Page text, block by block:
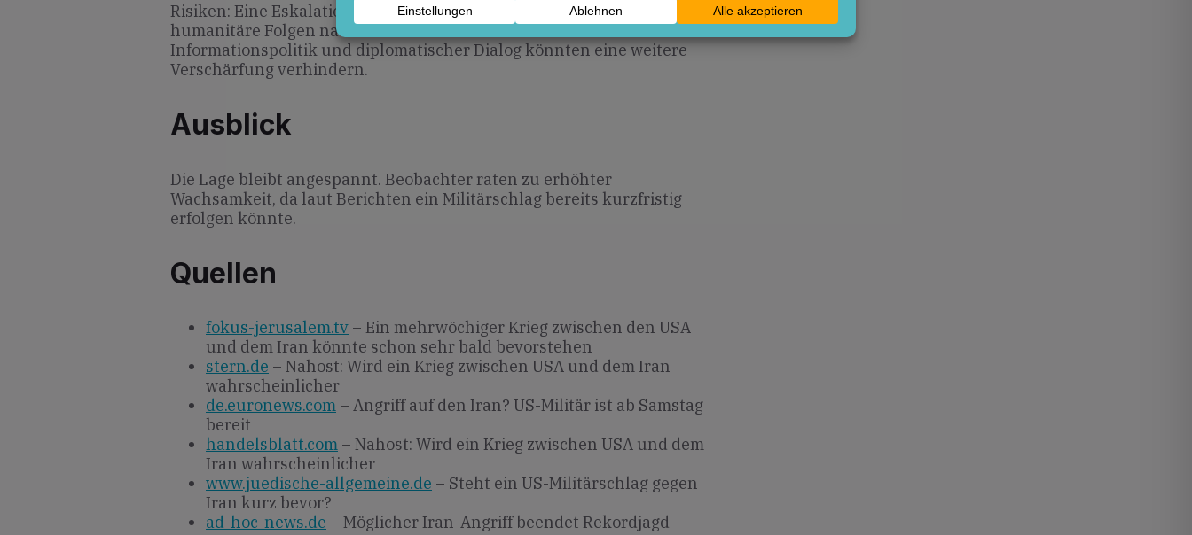
Risiken: Eine Eskalation könnte die regionale Stabilität gefährden und
humanitäre Folgen nach sich ziehen. Chancen: Eine klare
Informationspolitik und diplomatischer Dialog könnten eine weitere
Verschärfung verhindern.
Ausblick
Die Lage bleibt angespannt. Beobachter raten zu erhöhter
Wachsamkeit, da laut Berichten ein Militärschlag bereits kurzfristig
erfolgen könnte.
Quellen
fokus-jerusalem.tv – Ein mehrwöchiger Krieg zwischen den USA
und dem Iran könnte schon sehr bald bevorstehen
stern.de – Nahost: Wird ein Krieg zwischen USA und dem Iran
wahrscheinlicher
de.euronews.com – Angriff auf den Iran? US-Militär ist ab Samstag
bereit
handelsblatt.com – Nahost: Wird ein Krieg zwischen USA und dem
Iran wahrscheinlicher
www.juedische-allgemeine.de – Steht ein US-Militärschlag gegen
Iran kurz bevor?
ad-hoc-news.de – Möglicher Iran-Angriff beendet Rekordjagd